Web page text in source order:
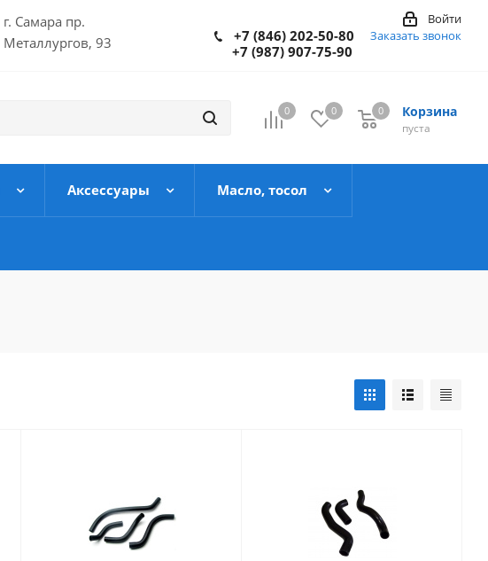
г. Самара пр.
Металлургов, 93
Войти
+7 (846) 202-50-80
+7 (987) 907-75-90
Заказать звонок
0 0 Корзина
пуста
0
Аксессуары Масло, тосол